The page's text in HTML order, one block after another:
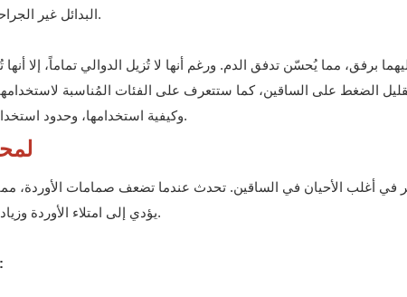
البدائل غير الجراحية استخدام الجوارب الضاغطة.
برفق، مما يُحسّن تدفق الدم. ورغم أنها لا تُزيل الدوالي تماماً، إلا أنها
الضغط على الساقين، كما ستتعرف على الفئات المُناسبة
وكيفية استخدامها، وحدود استخدامها. تابع القراءة لمعرفة المزيد.
في أغلب الأحيان في الساقين. تحدث عندما تضعف صمامات الأوردة،
يؤدي إلى امتلاء الأوردة وزيادة الضغط عليها، فتصبح منتفخة.
تشمل الأعراض